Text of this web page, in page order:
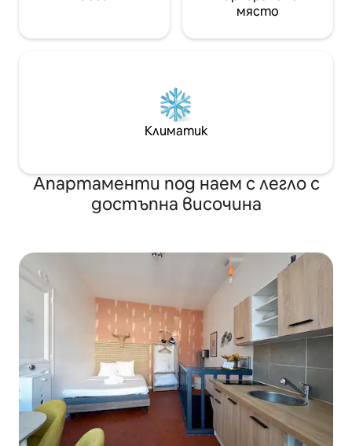
място
Климатик
Апартаменти под наем с легло с
достъпна височина